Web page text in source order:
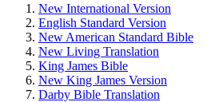
New International Version
English Standard Version
New American Standard Bible
New Living Translation
King James Bible
New King James Version
Darby Bible Translation